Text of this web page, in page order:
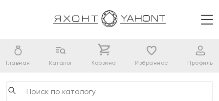
Главная Каталог Корзина Избранное Профиль